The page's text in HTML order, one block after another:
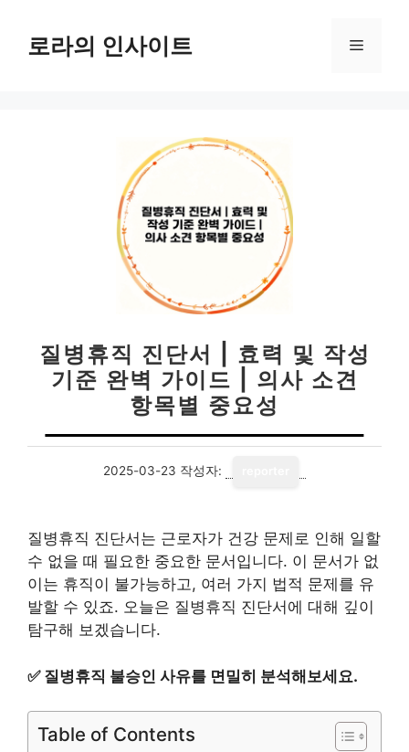
로라의 인사이트 메
질병휴직 진단서 | 효력 및 작성
기준 완벽 가이드 | 의사 소견
항목별 중요성
2025-03-23 작성자:
질병휴직 진단서는 근로자가 건강 문제로 인해 일할
수 없을 때 필요한 중요한 문서입니다. 이 문서가 없
이는 휴직이 불가능하고, 여러 가지 법적 문제를 유
발할 수 있죠. 오늘은 질병휴직 진단서에 대해 깊이
탐구해 보겠습니다.
✅ 질병휴직 불승인 사유를 면밀히 분석해보세요.
Table of Contents